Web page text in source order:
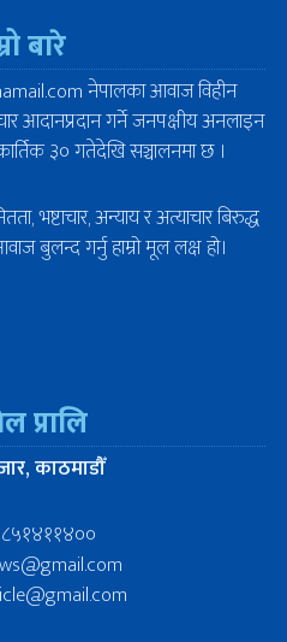
बारे
नेपालका आवाज विहीन
आदानप्रदान गर्ने जनपक्षीय अनलाइन
३० गतेदेखि सञ्चालनमा छ ।
भष्टाचार, अन्याय र अत्याचार बिरुद्ध
बुलन्द गर्नु हाम्रो मूल लक्ष हो।
प्रालि
काठमाडौँ